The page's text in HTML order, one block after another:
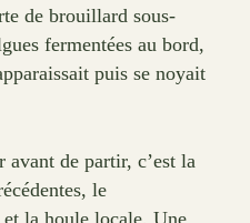
de brouillard sous-
fermentées au bord,
puis se noyait
avant de partir, c’est la
le
la houle locale. Une